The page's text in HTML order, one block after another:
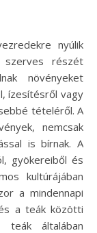
szerves részét
növényeket
ízesítésről vagy
tételéről. A
nemcsak
is bírnak. A
gyökereiből és
kultúrájában
a mindennapi
a teák közötti
általában